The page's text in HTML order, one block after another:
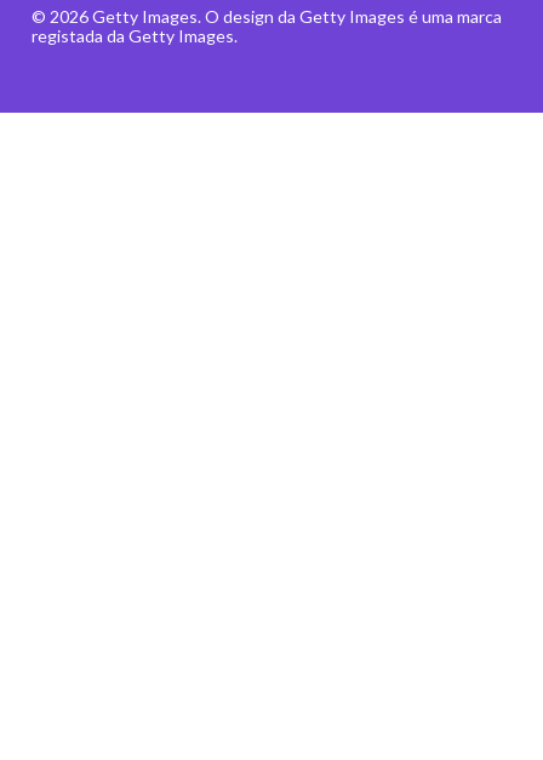
© 2026 Getty Images. O design da Getty Images é uma marca
registada da Getty Images.